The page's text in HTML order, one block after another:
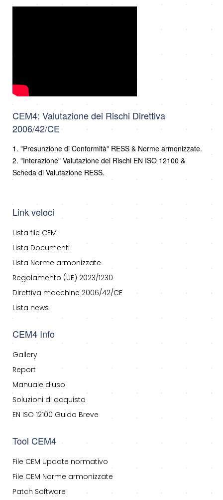
CEM4: Valutazione dei Rischi Direttiva
2006/42/CE
1. "Presunzione di Conformità" RESS & Norme armonizzate.
2. "Interazione" Valutazione dei Rischi EN ISO 12100 &
Scheda di Valutazione RESS.
Link veloci
Lista file CEM
Lista Documenti
Lista Norme armonizzate
Regolamento (UE) 2023/1230
Direttiva macchine 2006/42/CE
Lista news
CEM4 Info
Gallery
Report
Manuale d'uso
Soluzioni di acquisto
EN ISO 12100 Guida Breve
Tool CEM4
File CEM Update normativo
File CEM Norme armonizzate
Patch Software